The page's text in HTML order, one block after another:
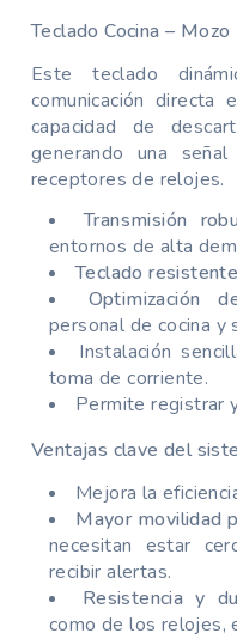
Teclado Cocina – Mozo
Este teclado
comunicación directa
capacidad de
generando una
receptores de relojes.
Transmisión
entornos de alta
Teclado resistente
Optimización
personal de cocina y
Instalación
toma de corriente.
Permite registrar
Ventajas clave del
Mejora la
Mayor movilidad
necesitan estar
recibir alertas.
Resistencia y
como de los relojes,